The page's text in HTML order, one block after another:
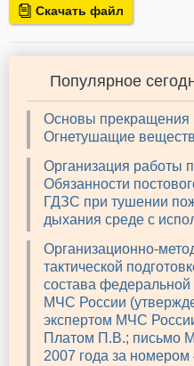
Скачать файл
Популярное
Основы прекращения
Огнетушащие
Организация работы
Обязанности
ГДЗС при тушении
дыхания среде с
Организационно-
тактической
состава
МЧС России
экспертом МЧС
Платом П.В.; письмо
2007 года за номером